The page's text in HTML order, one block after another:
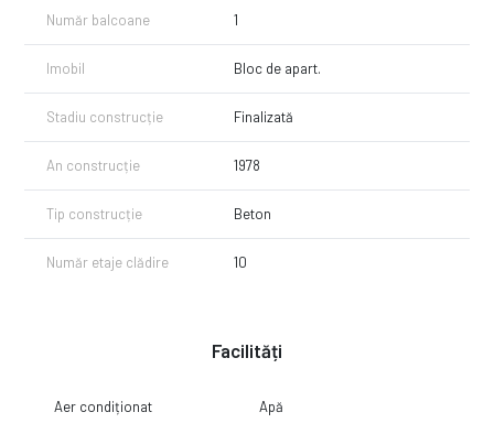
Număr balcoane 1
Imobil Bloc de apart.
Stadiu construcție Finalizată
An construcție 1978
Tip construcție Beton
Număr etaje clădire 10
Facilități
Aer condiționat Apă